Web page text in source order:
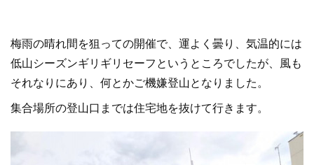
梅雨の晴れ間を狙っての開催で、運よく曇り、気温的には
低山シーズンギリギリセーフというところでしたが、風も
それなりにあり、何とかご機嫌登山となりました。
集合場所の登山口までは住宅地を抜けて行きます。